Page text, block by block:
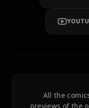
All the
previews of the